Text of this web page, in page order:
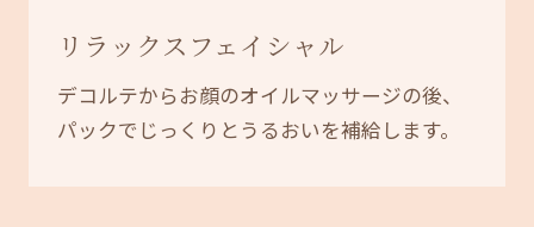
リラックスフェイシャル
デコルテからお顔のオイルマッサージの後、
パックでじっくりとうるおいを補給します。